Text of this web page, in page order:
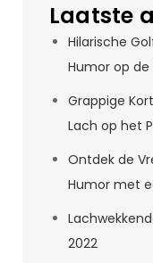
Laatste
Hilarische
Humor op de
Grappige
Lach op het
Ontdek de
Humor met
2022